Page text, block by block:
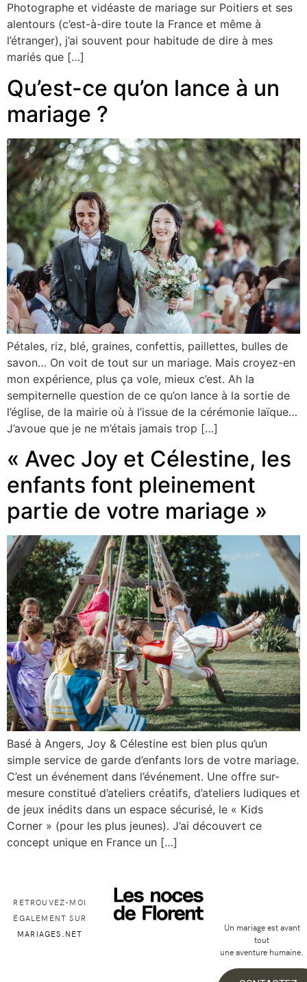
Photographe et vidéaste de mariage sur Poitiers et ses
alentours (c’est-à-dire toute la France et même à
l’étranger), j’ai souvent pour habitude de dire à mes
mariés que […]
Qu’est-ce qu’on lance à un
mariage ?
Pétales, riz, blé, graines, confettis, paillettes, bulles de
savon… On voit de tout sur un mariage. Mais croyez-en
mon expérience, plus ça vole, mieux c’est. Ah la
sempiternelle question de ce qu’on lance à la sortie de
l’église, de la mairie où à l’issue de la cérémonie laïque…
J’avoue que je ne m’étais jamais trop […]
« Avec Joy et Célestine, les
enfants font pleinement
partie de votre mariage »
Basé à Angers, Joy & Célestine est bien plus qu’un
simple service de garde d’enfants lors de votre mariage.
C’est un événement dans l’événement. Une offre sur-
mesure constitué d’ateliers créatifs, d’ateliers ludiques et
de jeux inédits dans un espace sécurisé, le « Kids
Corner » (pour les plus jeunes). J’ai découvert ce
concept unique en France un […]
RETROUVEZ-MOI
ÉGALEMENT SUR
MARIAGES.NET
Un mariage est avant
tout
une aventure humaine.